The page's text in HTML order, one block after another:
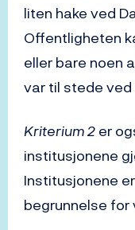
liten hake ved
Offentligheten
eller bare noen
var til stede
Kriterium 2er
institusjonene
Institusjonene
begrunnelse for